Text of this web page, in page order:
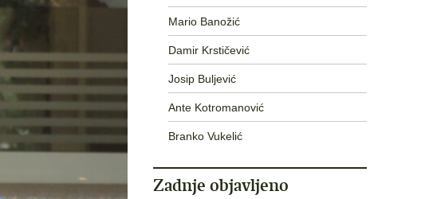
Mario Banožić
Damir Krstičević
Josip Buljević
Ante Kotromanović
Branko Vukelić
Zadnje objavljeno